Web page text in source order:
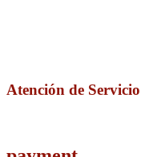
Atención de Servicio